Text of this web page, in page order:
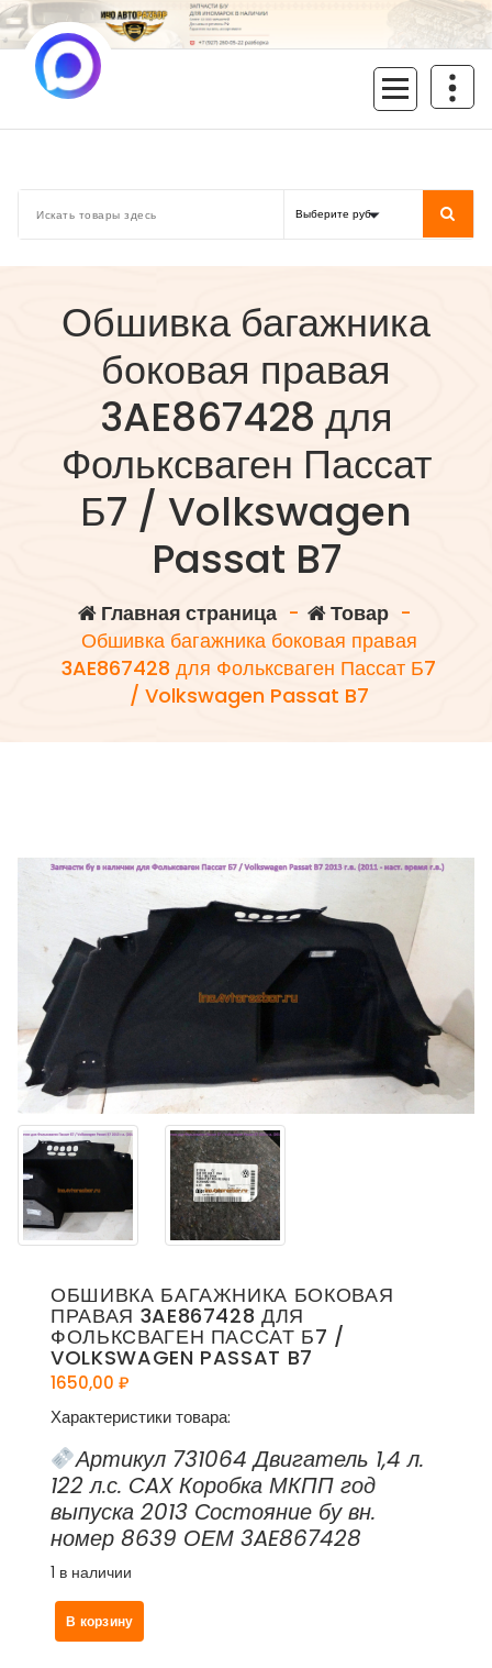
Перейти
к
содержимому
Обшивка багажника
боковая правая
3AE867428 для
Фольксваген Пассат
Б7 / Volkswagen
Passat B7
Главная страница- Товар-
Обшивка багажника боковая правая
3AE867428 для Фольксваген Пассат Б7
/ Volkswagen Passat B7
ОБШИВКА БАГАЖНИКА БОКОВАЯ
ПРАВАЯ 3AE867428 ДЛЯ
ФОЛЬКСВАГЕН ПАССАТ Б7 /
VOLKSWAGEN PASSAT B7
1650,00 ₽
Характеристики товара:
Артикул 731064 Двигатель 1,4 л.
122 л.с. CAX Коробка МКПП год
выпуска 2013 Состояние бу вн.
номер 8639 ОЕМ 3AE867428
1 в наличии
Количество
товара
В корзину